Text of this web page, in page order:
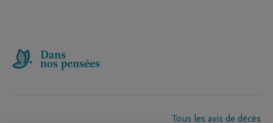
Tous les avis de décès